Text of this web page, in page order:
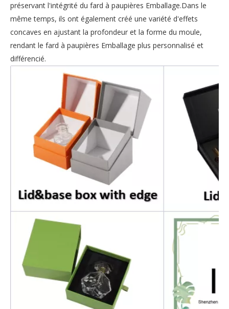
préservant l'intégrité du fard à paupières Emballage.Dans le
même temps, ils ont également créé une variété d'effets
concaves en ajustant la profondeur et la forme du moule,
rendant le fard à paupières Emballage plus personnalisé et
différencié.